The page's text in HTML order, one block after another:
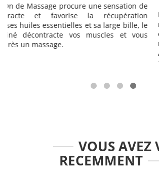
de
le
Pranarom Aromalgic Spray
mélange aromatique concentré de
essentielles qui permet de
musculaires et/ou articulaires. Avec
Aromalgic Spray Concentré Corps Bio
VOUS AVEZ
RECEMMENT